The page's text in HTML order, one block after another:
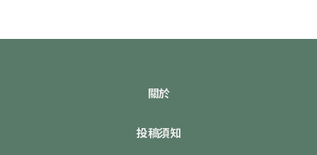
關於
投稿須知